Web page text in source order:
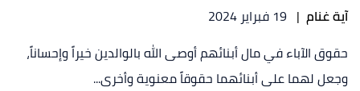
آية غنام | 19 فبراير 2024
حقوق الآباء في مال أبنائهم أوصى الله بالوالدين خيراً وإحساناً،
وجعل لهما على أبنائهما حقوقاً معنوية وأخرى...